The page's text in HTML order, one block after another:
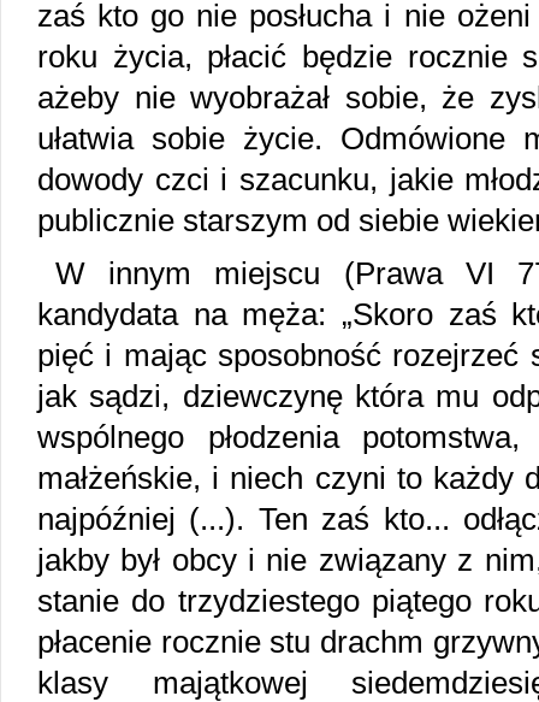
zaś kto go nie posłucha i nie
roku życia, płacić będzie rocznie
ażeby nie wyobrażał sobie, że
ułatwia sobie życie.
dowody czci i szacunku, jakie
publicznie starszym od siebie
W innym miejscu (Prawa VI
kandydata na męża: „Skoro zaś
pięć i mając sposobność rozejrzeć
jak sądzi, dziewczynę która mu
wspólnego płodzenia
małżeńskie, i niech czyni to każdy
najpóźniej (...). Ten zaś kto...
jakby był obcy i nie związany z
stanie do trzydziestego piątego
płacenie rocznie stu drachm
klasy majątkowej